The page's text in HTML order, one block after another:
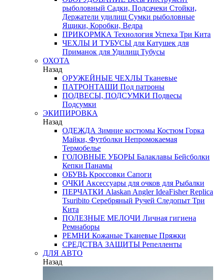
рыболовный Садки, Подсачеки Стойки,
Держатели удилищ Сумки рыболовные
Ящики, Коробки, Ведра
ПРИКОРМКА Технология Успеха Три Кита
ЧЕХЛЫ И ТУБУСЫ для Катушек для
Приманок для Удилищ Тубусы
ОХОТА
Назад
ОРУЖЕЙНЫЕ ЧЕХЛЫ Тканевые
ПАТРОНТАШИ Под патроны
ПОДВЕСЫ, ПОДСУМКИ Подвесы
Подсумки
ЭКИПИРОВКА
Назад
ОДЕЖДА Зимние костюмы Костюм Горка
Майки, Футболки Непромокаемая
Термобелье
ГОЛОВНЫЕ УБОРЫ Балаклавы Бейсболки
Кепки Панамы
ОБУВЬ Кроссовки Сапоги
ОЧКИ Аксессуары для очков для Рыбалки
ПЕРЧАТКИ Alaskan AnglerIdeaFisherReplica
Tsuribito Серебряный Ручей Следопыт Три
Кита
ПОЛЕЗНЫЕ МЕЛОЧИ Личная гигиена
Ремнаборы
РЕМНИ Кожаные Тканевые Пряжки
СРЕДСТВА ЗАЩИТЫ Репелленты
ДЛЯ АВТО
Назад